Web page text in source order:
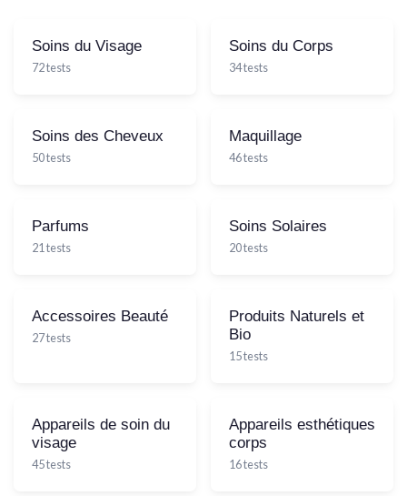
Soins du Visage
72 tests
Soins du Corps
34 tests
Soins des Cheveux
50 tests
Maquillage
46 tests
Parfums
21 tests
Soins Solaires
20 tests
Accessoires Beauté
27 tests
Produits Naturels et
Bio
15 tests
Appareils de soin du
visage
45 tests
Appareils esthétiques
corps
16 tests